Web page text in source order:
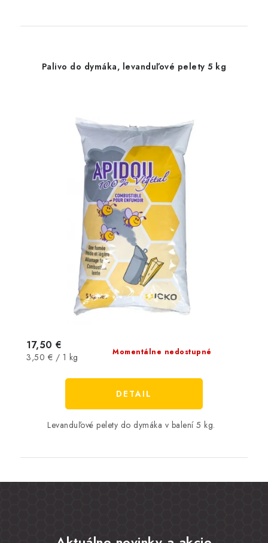
Palivo do dymáka, levanduľové pelety 5 kg
Momentálne nedostupné
17,50 €
Jednotková
3,50 € / 1 kg
DETAIL
Levanduľové pelety do dymáka v balení 5 kg.